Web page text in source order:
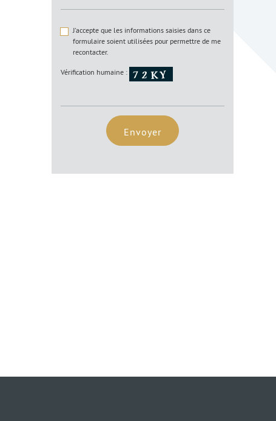
J'accepte que les informations saisies dans ce
formulaire soient utilisées pour permettre de me
recontacter.
Vérification humaine :
Envoyer